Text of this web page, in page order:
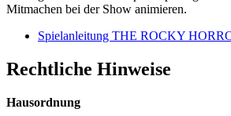
Mitmachen bei der Show animieren.
Spielanleitung THE ROCKY
Rechtliche Hinweise
Hausordnung